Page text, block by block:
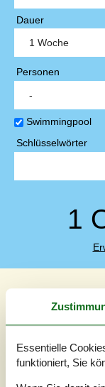
Dauer
Personen
Swimmingpool
Schlüsselwörter
1
Modernes
Essentielle
funktioniert, Sie